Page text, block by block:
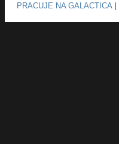
PRACUJE NA GALACTICA|